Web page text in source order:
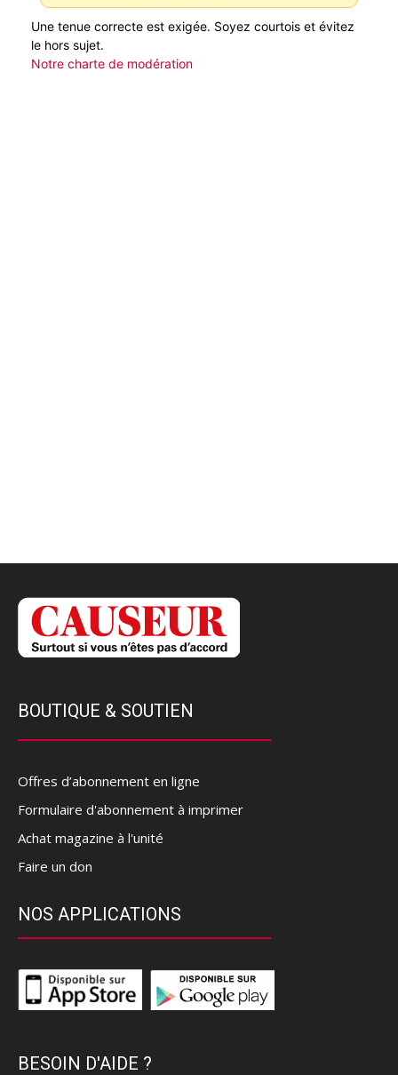
Une tenue correcte est exigée. Soyez courtois et évitez
le hors sujet.
Notre charte de modération
BOUTIQUE & SOUTIEN
Offres d’abonnement en ligne
Formulaire d'abonnement à imprimer
Achat magazine à l'unité
Faire un don
NOS APPLICATIONS
BESOIN D'AIDE ?